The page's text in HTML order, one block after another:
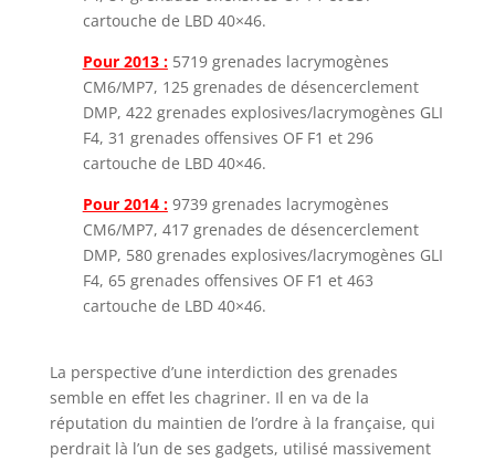
cartouche de LBD 40×46.
Pour 2013 :5719 grenades lacrymogènes
CM6/MP7, 125 grenades de désencerclement
DMP, 422 grenades explosives/lacrymogènes GLI
F4, 31 grenades offensives OF F1 et 296
cartouche de LBD 40×46.
Pour 2014 :9739 grenades lacrymogènes
CM6/MP7, 417 grenades de désencerclement
DMP, 580 grenades explosives/lacrymogènes GLI
F4, 65 grenades offensives OF F1 et 463
cartouche de LBD 40×46.
La perspective d’une interdiction des grenades
semble en effet les chagriner. Il en va de la
réputation du maintien de l’ordre à la française, qui
perdrait là l’un de ses gadgets, utilisé massivement